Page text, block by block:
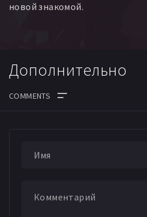
новой знакомой.
Дополнительно